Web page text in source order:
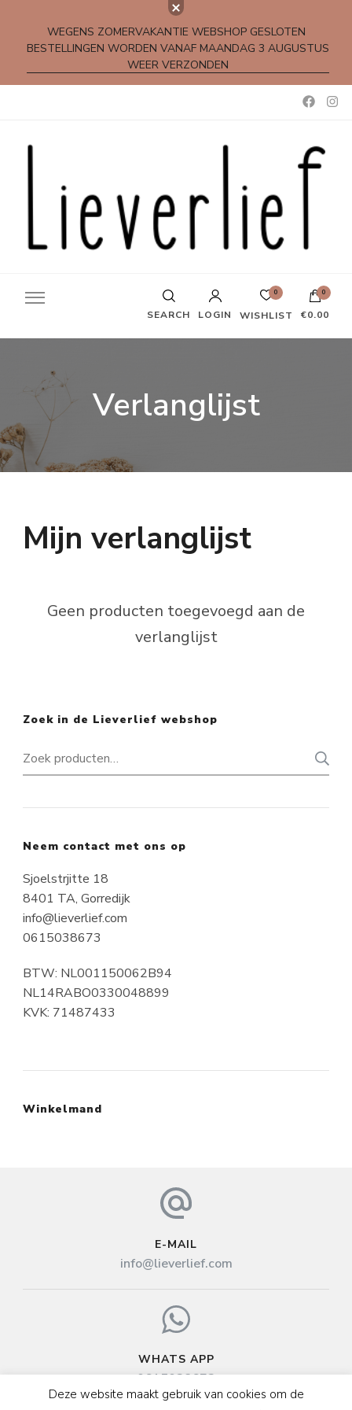
WEGENS ZOMERVAKANTIE WEBSHOP GESLOTEN
BESTELLINGEN WORDEN VANAF MAANDAG 3 AUGUSTUS
WEER VERZONDEN
SEARCH LOGIN
0
WISHLIST
0
€0.00
Verlanglijst
Mijn verlanglijst
Geen producten toegevoegd aan de
verlanglijst
Zoek in de Lieverlief webshop
Zoeken
naar:
Neem contact met ons op
Sjoelstrjitte 18
8401 TA, Gorredijk
info@lieverlief.com
0615038673
BTW: NL001150062B94
NL14RABO0330048899
KVK: 71487433
Winkelmand
E-MAIL
info@lieverlief.com
WHATS APP
0615038673
Deze website maakt gebruik van cookies om de